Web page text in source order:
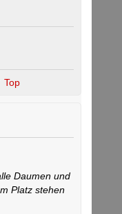
Top
Daumen und
Platz stehen